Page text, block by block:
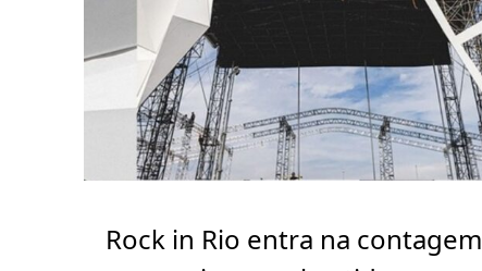
Rock in Rio entra na contagem